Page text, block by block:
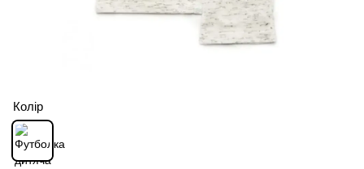
Колір